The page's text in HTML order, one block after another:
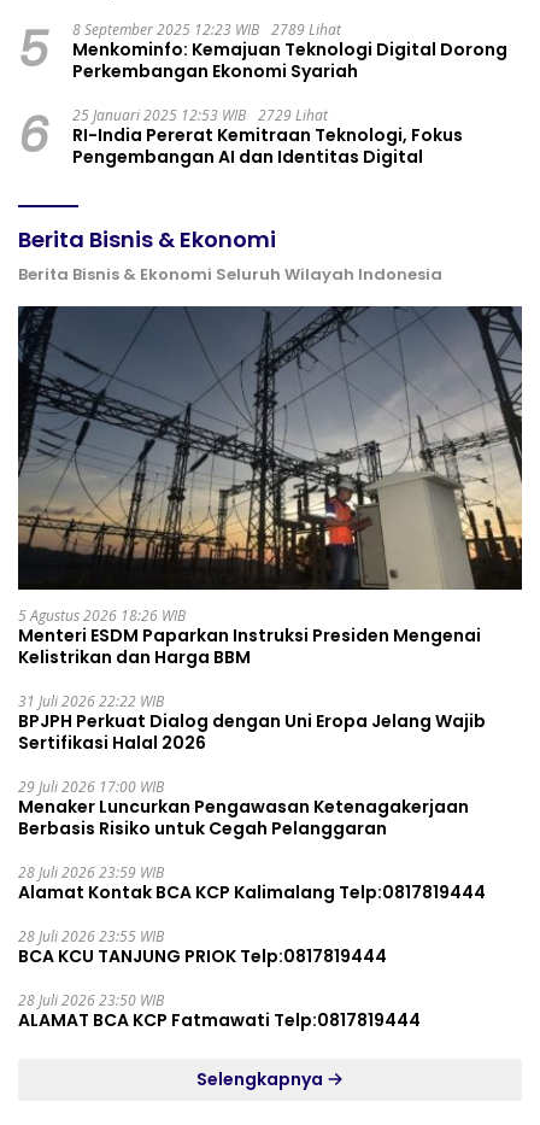
5 8 September 2025 12:23 WIB 2789 Lihat
Menkominfo: Kemajuan Teknologi Digital Dorong
Perkembangan Ekonomi Syariah
6 25 Januari 2025 12:53 WIB 2729 Lihat
RI-India Pererat Kemitraan Teknologi, Fokus
Pengembangan AI dan Identitas Digital
Berita Bisnis & Ekonomi
Berita Bisnis & Ekonomi Seluruh Wilayah Indonesia
5 Agustus 2026 18:26 WIB
Menteri ESDM Paparkan Instruksi Presiden Mengenai
Kelistrikan dan Harga BBM
31 Juli 2026 22:22 WIB
BPJPH Perkuat Dialog dengan Uni Eropa Jelang Wajib
Sertifikasi Halal 2026
29 Juli 2026 17:00 WIB
Menaker Luncurkan Pengawasan Ketenagakerjaan
Berbasis Risiko untuk Cegah Pelanggaran
28 Juli 2026 23:59 WIB
Alamat Kontak BCA KCP Kalimalang Telp:0817819444
28 Juli 2026 23:55 WIB
BCA KCU TANJUNG PRIOK Telp:0817819444
28 Juli 2026 23:50 WIB
ALAMAT BCA KCP Fatmawati Telp:0817819444
Selengkapnya